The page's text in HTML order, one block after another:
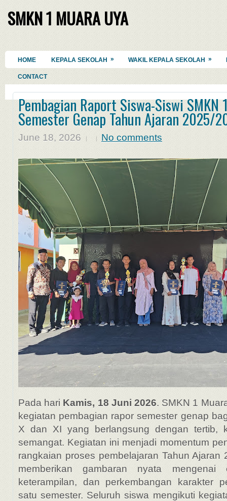
SMKN 1 MUARA UYA
HOME KEPALA SEKOLAH » WAKIL KEPALA SEKOLAH »
CONTACT
Pembagian Raport Siswa-Siswi SMKN
Semester Genap Tahun Ajaran 2025/
June 18, 2026 No comments
Pada hari Kamis, 18 Juni 2026. SMKN 1
kegiatan pembagian rapor semester genap
X dan XI yang berlangsung dengan tertib,
semangat. Kegiatan ini menjadi momentum
rangkaian proses pembelajaran Tahun Ajaran
memberikan gambaran nyata mengenai
keterampilan, dan perkembangan karakter
satu semester. Seluruh siswa mengikuti